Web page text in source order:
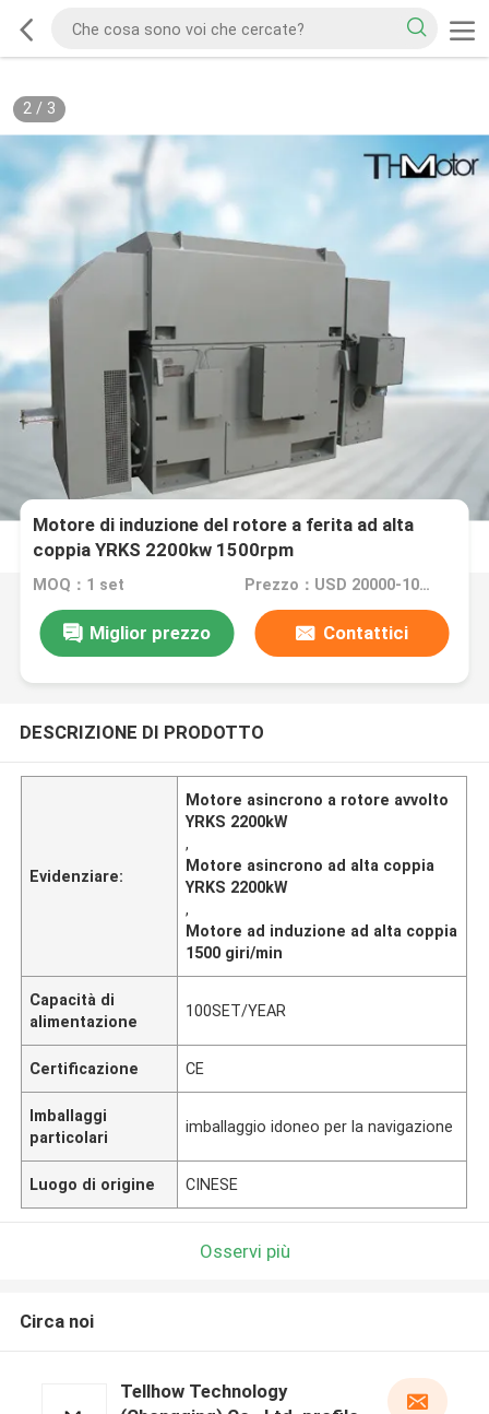
2/ 3
Motore di induzione del rotore a ferita ad alta
coppia YRKS 2200kw 1500rpm
MOQ：1 set Prezzo：USD 20000-100000
Miglior prezzo Contattici
DESCRIZIONE DI PRODOTTO
Evidenziare:
Motore asincrono a rotore avvolto
YRKS 2200kW
,
Motore asincrono ad alta coppia
YRKS 2200kW
,
Motore ad induzione ad alta coppia
1500 giri/min
Capacità di
alimentazione
100SET/YEAR
Certificazione CE
Imballaggi
particolari
imballaggio idoneo per la navigazione
Luogo di origine CINESE
Osservi più
Circa noi
Tellhow Technology